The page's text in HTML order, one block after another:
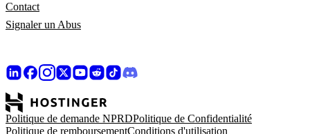
Contact
Signaler un Abus
Politique de demande NPRDPolitique de Confidentialité
Politique de remboursementConditions d'utilisation